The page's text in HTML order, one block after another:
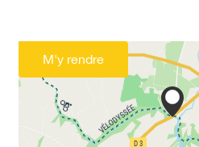
M'y rendre